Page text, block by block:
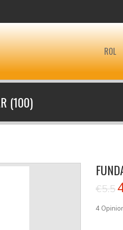
ROL
(100)
€5.5
4